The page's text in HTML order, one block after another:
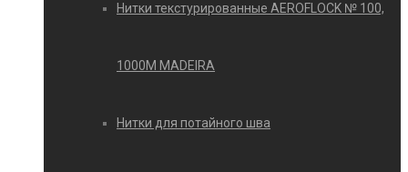
Нитки текстурированные AEROFLOCK № 100,
1000М MADEIRA
Нитки для потайного шва